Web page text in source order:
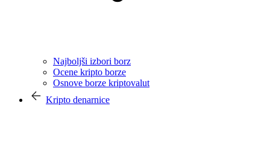
Najboljši izbori borz
Ocene kripto borze
Osnove borze kriptovalut
Kripto denarnice